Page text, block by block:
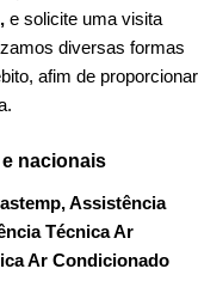
e solicite uma visita
diversas formas
afim de proporcionar
nacionais
Assistência
Técnica Ar
Ar Condicionado